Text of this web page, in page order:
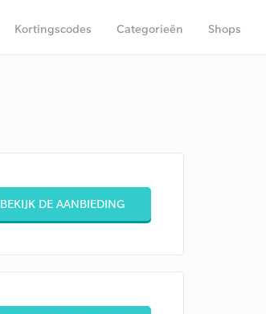
Kortingscodes Categorieën Shops
BEKIJK DE AANBIEDING